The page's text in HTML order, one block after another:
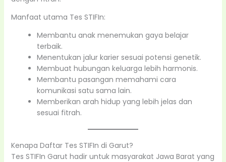
Manfaat utama Tes STIFIn:
Membantu anak menemukan gaya belajar
terbaik.
Menentukan jalur karier sesuai potensi genetik.
Membuat hubungan keluarga lebih harmonis.
Membantu pasangan memahami cara
komunikasi satu sama lain.
Memberikan arah hidup yang lebih jelas dan
sesuai fitrah.
Kenapa Daftar Tes STIFIn di Garut?
Tes STIFIn Garut hadir untuk masyarakat Jawa Barat yang